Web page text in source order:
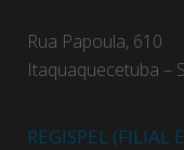
Rua Papoula, 610
Itaquaquecetuba –
REGISPEL (FILIAL